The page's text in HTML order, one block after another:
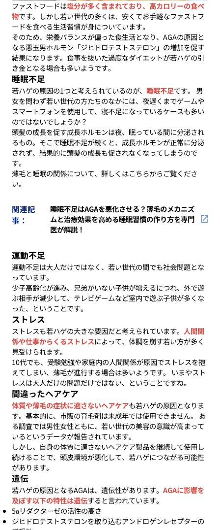
ファストフードは塩分が多く含まれており、高カロリーの食べ
物です。しかし若い世代の多くは、安くてお手軽なファストフ
ードを食べる生活習慣が身についています。
そのため、栄養バランスが偏った食生活となり、AGAの原因と
なる悪玉男ホルモン「ジヒドロテストステロン」の増加を促す
結果になります。食事を抜いた過度なダイエットが若ハゲの引
き金となる場合も多いようです。
睡眠不足
若ハゲの原因の1つと考えられているのが、 睡眠不足です。 男
女を問わず若い世代の方たちのなかには、夜遅くまでゲームや
スマートフォンを使用して、寝不足になっているケースも多い
のではないでしょうか？
頭髪の成長を促す成長ホルモンは夜、眠っている間に分泌され
るもの。そこで睡眠不足が続くと、成長ホルモンが正常に分泌
されず、結果的に頭髪の成長も促されなくなってしまうので
す。
薄毛と睡眠の関係について、詳しくはこちらからご覧くださ
い。
関連記
事：
睡眠不足はAGAを悪化させる？薄毛のメカニズ
ムと治療効果を高める睡眠習慣の作り方を専門
医が解説！
運動不足
運動不足は大人だけではなく、若い世代の間でも社会問題とな
っています。
少子高齢化が進み、兄弟がいない子供が増えるにつれ、外で遊
ぶ相手が減少して、テレビゲームなど室内で遊ぶ子供が多くな
った、ということです。
ストレス
ストレスも若ハゲの大きな要因だと考えられています。 人間関
係や仕事からくるストレスによって、体調を崩す若い方が多く
見受けられます。
10代でも、受験勉強や家庭内の人間関係が原因でストレスを抱
えてしまい、薄毛が進行する場合は多いようです。 いまやスト
レスは大人だけの問題だけではない、ということですね。
間違ったヘアケア
体質や薄毛の症状に適さないヘアケアも若ハゲの原因となりま
す。基本的に、市販の育毛剤は未成年では使用できません。 あ
る調査では男性女性ともに、若い世代の美容の意識が高まって
いるというデータが報告されています。
しかし、自身の体質に適さないヘアケア製品を継続して使用し
続けることで、頭皮環境が悪化して、若ハゲにつながる可能性
があります。
遺伝
若ハゲの原因となるAGAは、遺伝性があります。 AGAに影響を
及ぼす以下の特性は遺伝すると言われています。
5αリダクターゼの活性の高さ
ジヒドロテストステロンを取り込むアンドロゲンレセプターの